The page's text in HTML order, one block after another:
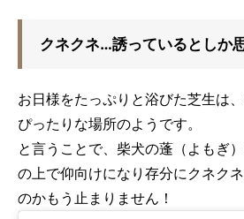
クネクネ…誘っているとしか
お日様をたっぷりと浴びた芝生は
ぴったりな場所のようです。
と言うことで、柴犬の蓬（よもぎ
の上で仰向けになり存分にクネク
のかもう止まりません！